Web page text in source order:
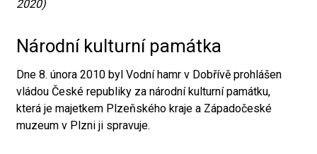
2020)
Národní kulturní památka
Dne 8. února 2010 byl Vodní hamr v Dobřívě prohlášen
vládou České republiky za národní kulturní památku,
která je majetkem Plzeňského kraje a Západočeské
muzeum v Plzni ji spravuje.